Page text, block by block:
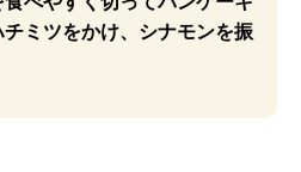
ミツをかけ、シナモンを振